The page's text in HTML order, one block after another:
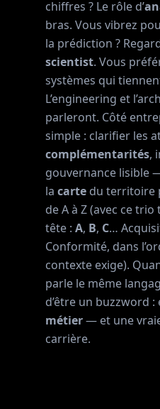
chiffres ? Le rôle d’
bras. Vous vibrez
la prédiction ?
scientist. Vous
systèmes qui
L’engineering et
parleront. Côté
simple : clarifier les
complémentarités,
gouvernance lisible
la carte du territoire
de A à Z (avec ce
tête : A, B, C…
Conformité, dans
contexte exige).
parle le même
d’être un buzzword
métier— et une
carrière.